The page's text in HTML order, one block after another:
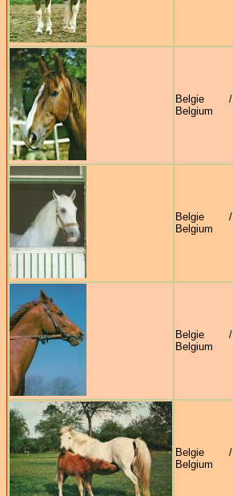
Belgie /
Belgium
Belgie /
Belgium
Belgie /
Belgium
Belgie /
Belgium